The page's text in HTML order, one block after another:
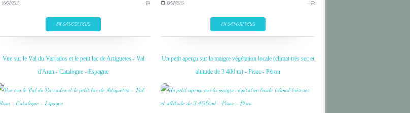
ROSE
16/07/2015 …
EN SAVOIR PLUS
15/07/2015 …
EN SAVOIR PLUS
Vue sur le Val du Varrados et le petit lac de Artiguetes - Val
d'Aran - Catalogne - Espagne
LANDSCAPE
Un petit aperçu sur la maigre végétation locale (climat très sec et
altitude de 3 400 m) - Pisac - Pérou